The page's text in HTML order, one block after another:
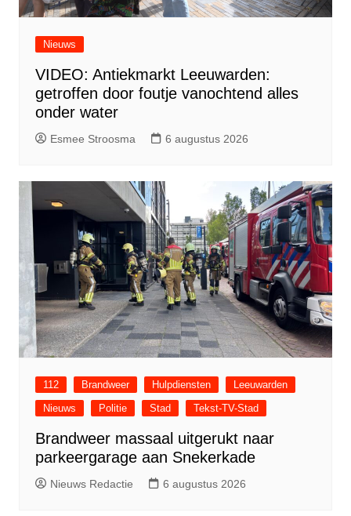
Nieuws
VIDEO: Antiekmarkt Leeuwarden:
getroffen door foutje vanochtend alles
onder water
Esmee Stroosma 6 augustus 2026
112 Brandweer Hulpdiensten
Leeuwarden
Nieuws
Politie Stad Tekst-TV-Stad
Brandweer massaal uitgerukt naar
parkeergarage aan Snekerkade
Nieuws Redactie 6 augustus 2026